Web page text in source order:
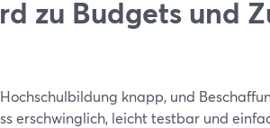
zu Budgets und
knapp, und
erschwinglich, leicht testbar und